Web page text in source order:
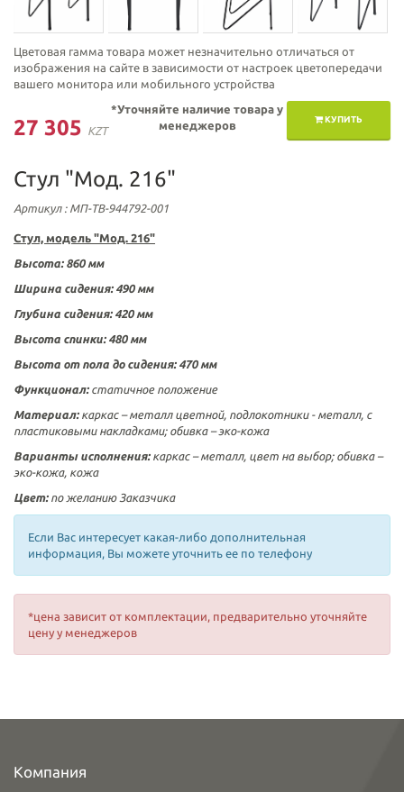
Цветовая гамма товара может незначительно отличаться от
изображения на сайте в зависимости от настроек цветопередачи
вашего монитора или мобильного устройства
27 305 KZT
КУПИТЬ
*Уточняйте наличие товара у
менеджеров
Стул "Мод. 216"
Артикул: МП-ТВ-944792-001
Стул, модель "Мод. 216"
Высота: 860 мм
Ширина сидения: 490 мм
Глубина сидения: 420 мм
Высота спинки: 480 мм
Высота от пола до сидения: 470 мм
Функционал: статичное положение
Материал:каркас – металл цветной, подлокотники - металл, с
пластиковыми накладками; обивка – эко-кожа
Варианты исполнения: каркас – металл, цвет на выбор; обивка –
эко-кожа, кожа
Цвет:по желанию Заказчика
Если Вас интересует какая-либо дополнительная
информация, Вы можете уточнить ее по телефону
*цена зависит от комплектации, предварительно уточняйте
цену у менеджеров
Компания